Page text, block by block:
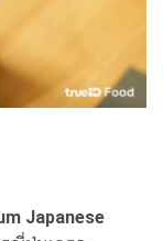
Japanese